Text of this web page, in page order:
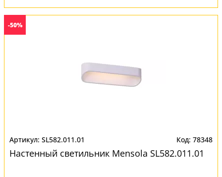
-50%
SL582.011.01 78348
Настенный светильник Mensola SL582.011.01